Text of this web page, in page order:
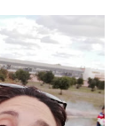
hablando
una
que unía
que sería